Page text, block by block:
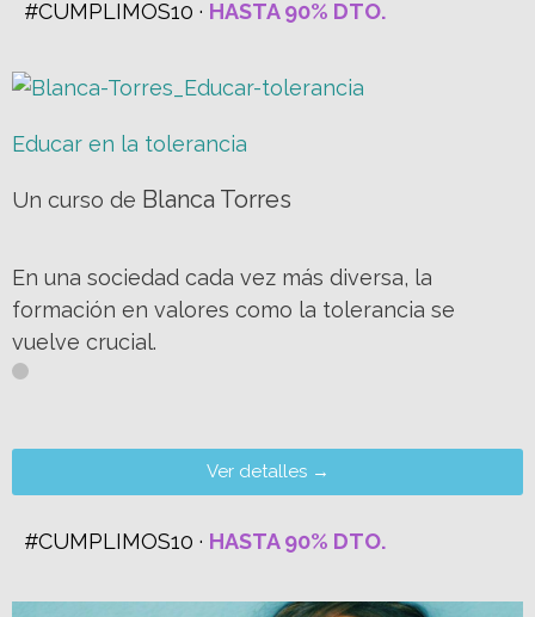
#CUMPLIMOS10 · HASTA 90% DTO.
Educar en la tolerancia
Un curso de Blanca Torres
En una sociedad cada vez más diversa, la
formación en valores como la tolerancia se
vuelve crucial.
Ver detalles →
#CUMPLIMOS10 · HASTA 90% DTO.